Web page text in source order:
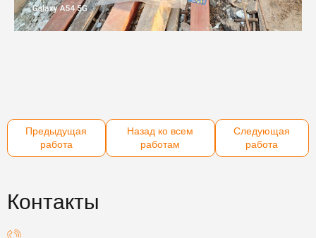
Предыдущая
работа
Назад ко всем
работам
Следующая
работа
Контакты